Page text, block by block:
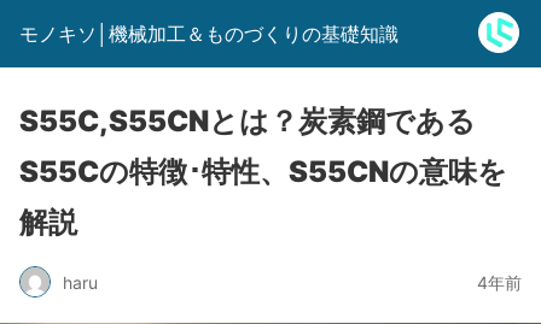
モノキソ│機械加工＆ものづくりの基礎知識
S55C,S55CNとは？炭素鋼である
S55Cの特徴･特性、S55CNの意味を
解説
haru 4年前